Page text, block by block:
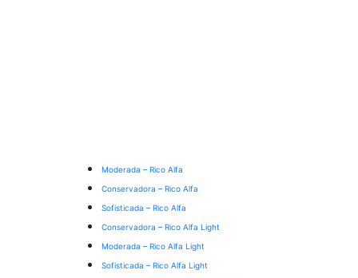
Moderada – Rico Alfa
Conservadora – Rico Alfa
Sofisticada – Rico Alfa
Conservadora – Rico Alfa Light
Moderada – Rico Alfa Light
Sofisticada – Rico Alfa Light